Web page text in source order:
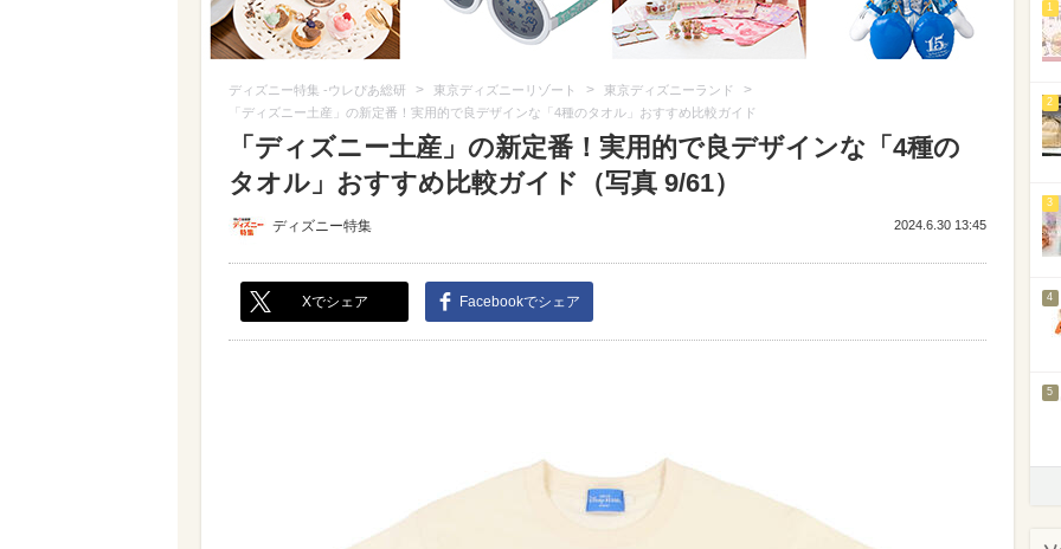
ディズニー特集 -ウレぴあ総研 > 東京ディズニーリゾート > 東京ディズニーランド >
「ディズニー土産」の新定番！実用的で良デザインな「4種のタオル」おすすめ比較ガイド
「ディズニー土産」の新定番！実用的で良デザインな「4種の
タオル」おすすめ比較ガイド（写真 9/61）
ディズニー特集 2024.6.30 13:45
Xでシェア Facebookでシェア
1
2
3
4
5